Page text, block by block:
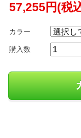
57,255円(税
カラー
購入数